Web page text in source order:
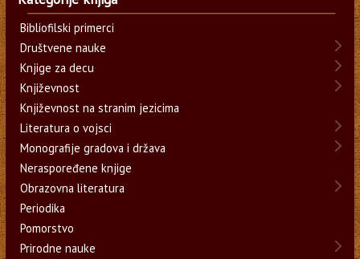
Bibliofilski primerci
Društvene nauke
Knjige za decu
Književnost
Književnost na stranim jezicima
Literatura o vojsci
Monografije gradova i država
Neraspoređene knjige
Obrazovna literatura
Periodika
Pomorstvo
Prirodne nauke